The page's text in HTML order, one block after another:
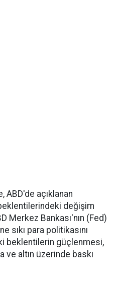
ABD'de açıklanan
değişim
Merkez Bankası'nın (Fed)
sıkı para politikasını
beklentilerin güçlenmesi,
ve altın üzerinde baskı